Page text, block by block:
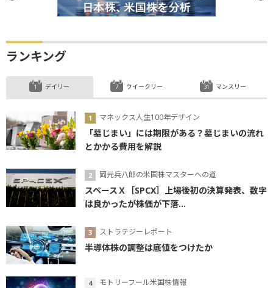
ランキング
デイリー
マネックス人生100年デザイン
「墓じまい」には期限がある？墓じまいの流れ
とかかる費用を解説
岡元兵八郎の米国株マスターへの道
スペースＸ［SPCX］上場後初の決算発表、数字
は良かったが株価が下落...
ストラテジーレポート
半導体株の調整は底値をつけたか
モトリーフール米国株情報
ウイークリー マンスリー